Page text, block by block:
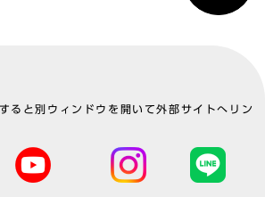
ると別ウィンドウを開いて外部サイトへリン